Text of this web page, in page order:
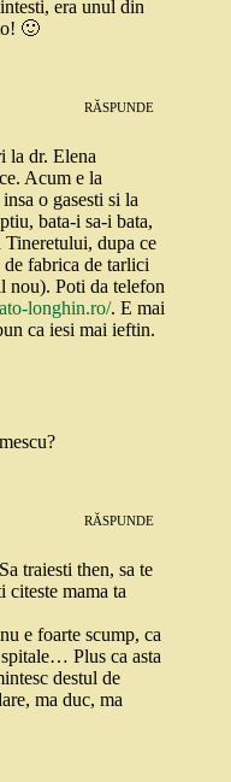
era unul din
🙂
RĂSPUNDE
la dr. Elena
Acum e la
o gasesti si la
bata-i sa-i bata,
dupa ce
fabrica de tarlici
nou). Poti da telefon
longhin.ro/. E mai
ca iesi mai ieftin.
RĂSPUNDE
traiesti then, sa te
mama ta
e foarte scump, ca
Plus ca asta
destul de
ma duc, ma